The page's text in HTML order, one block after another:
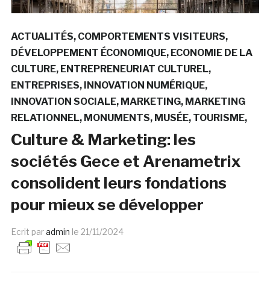
ACTUALITÉS COMPORTEMENTS VISITEURS
DÉVELOPPEMENT ÉCONOMIQUE ECONOMIE DE LA
CULTURE ENTREPRENEURIAT CULTUREL
ENTREPRISES INNOVATION NUMÉRIQUE
INNOVATION SOCIALE MARKETING MARKETING
RELATIONNEL MONUMENTS MUSÉE TOURISME
Culture & Marketing: les
sociétés Gece et Arenametrix
consolident leurs fondations
pour mieux se développer
Ecrit paradmin le 21/11/2024